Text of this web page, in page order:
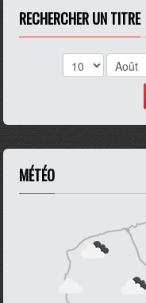
RECHERCHER UN TITRE
MÉTÉO